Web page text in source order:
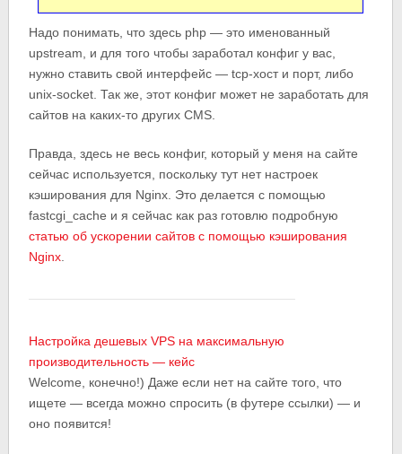
Надо понимать, что здесь php — это именованный
upstream, и для того чтобы заработал конфиг у вас,
нужно ставить свой интерфейс — tcp-хост и порт, либо
unix-socket. Так же, этот конфиг может не заработать для
сайтов на каких-то других CMS.
Правда, здесь не весь конфиг, который у меня на сайте
сейчас используется, поскольку тут нет настроек
кэширования для Nginx. Это делается с помощью
fastcgi_cache и я сейчас как раз готовлю подробную
статью об ускорении сайтов с помощью кэширования
Nginx.
Настройка дешевых VPS на максимальную
производительность — кейс
Welcome, конечно!) Даже если нет на сайте того, что
ищете — всегда можно спросить (в футере ссылки) — и
оно появится!